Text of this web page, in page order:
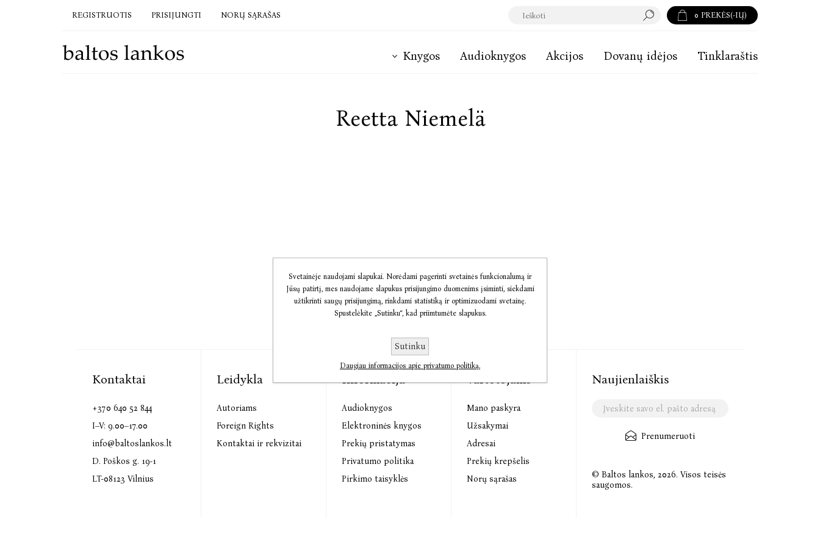
REGISTRUOTIS PRISIJUNGTI NORŲ SĄRAŠAS 0 PREKĖS(-IŲ)
Knygos Audioknygos Akcijos Dovanų idėjos Tinklaraštis
Reetta Niemelä
Kontaktai
+370 640 52 844
I–V: 9.00–17.00
info@baltoslankos.lt
D. Poškos g. 19-1
LT-08123 Vilnius
Leidykla
Autoriams
Foreign Rights
Kontaktai ir rekvizitai
Informacija
Audioknygos
Elektroninės knygos
Prekių pristatymas
Privatumo politika
Pirkimo taisyklės
Vartotojams
Mano paskyra
Užsakymai
Adresai
Prekių krepšelis
Norų sąrašas
Naujienlaiškis
Prenumeruoti
© Baltos lankos, 2026. Visos teisės
saugomos.
Svetainėje naudojami slapukai. Norėdami pagerinti svetainės funkcionalumą ir
Jūsų patirtį, mes naudojame slapukus prisijungimo duomenims įsiminti, siekdami
užtikrinti saugų prisijungimą, rinkdami statistiką ir optimizuodami svetainę.
Spustelėkite „Sutinku“, kad priimtumėte slapukus.
Sutinku
Daugiau informacijos apie privatumo politiką.